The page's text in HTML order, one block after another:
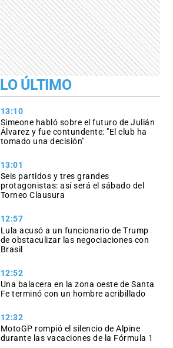
LO ÚLTIMO
13:10
Simeone habló sobre el futuro de Julián
Álvarez y fue contundente: "El club ha
tomado una decisión"
13:01
Seis partidos y tres grandes
protagonistas: así será el sábado del
Torneo Clausura
12:57
Lula acusó a un funcionario de Trump
de obstaculizar las negociaciones con
Brasil
12:52
Una balacera en la zona oeste de Santa
Fe terminó con un hombre acribillado
12:32
MotoGP rompió el silencio de Alpine
durante las vacaciones de la Fórmula 1